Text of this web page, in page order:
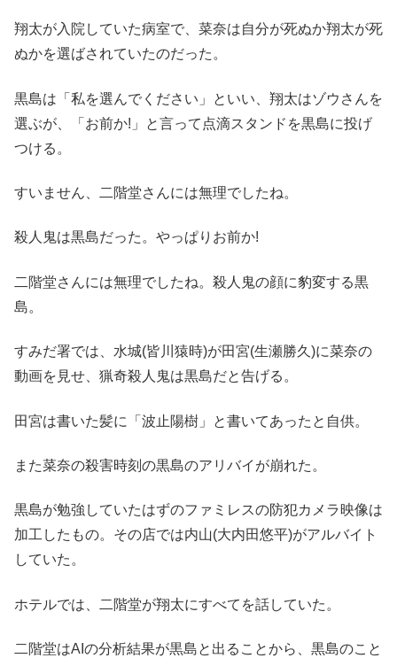
翔太が入院していた病室で、菜奈は自分が死ぬか翔太が死
ぬかを選ばされていたのだった。
黒島は「私を選んでください」といい、翔太はゾウさんを
選ぶが、「お前か!」と言って点滴スタンドを黒島に投げ
つける。
すいません、二階堂さんには無理でしたね。
殺人鬼は黒島だった。やっぱりお前か!
二階堂さんには無理でしたね。殺人鬼の顔に豹変する黒
島。
すみだ署では、水城(皆川猿時)が田宮(生瀬勝久)に菜奈の
動画を見せ、猟奇殺人鬼は黒島だと告げる。
田宮は書いた髪に「波止陽樹」と書いてあったと自供。
また菜奈の殺害時刻の黒島のアリバイが崩れた。
黒島が勉強していたはずのファミレスの防犯カメラ映像は
加工したもの。その店では内山(大内田悠平)がアルバイト
していた。
ホテルでは、二階堂が翔太にすべてを話していた。
二階堂はAIの分析結果が黒島と出ることから、黒島のこと